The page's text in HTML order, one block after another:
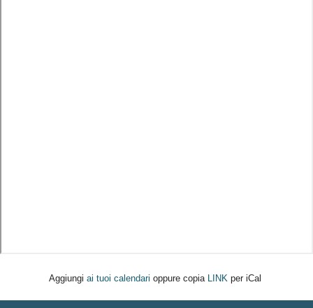
Aggiungi ai tuoi calendari oppure copia LINK per iCal